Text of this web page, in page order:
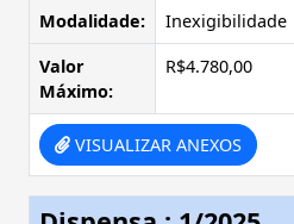
Modalidade:
Inexigibilidade
Valor
Máximo:
R$4.780,00
VISUALIZAR ANEXOS